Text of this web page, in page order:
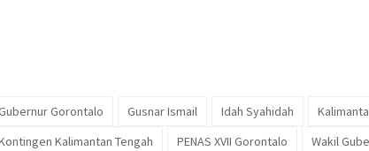
Gorontalo Gusnar Ismail Idah Syahidah
Kalimantan Tengah
PENAS XVII Gorontalo Wakil